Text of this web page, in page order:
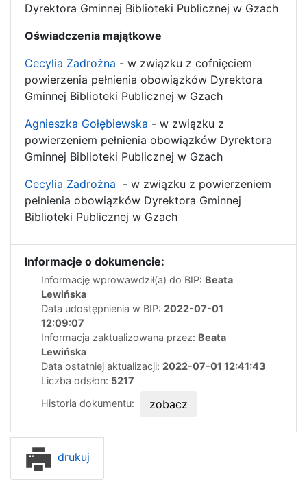
Dyrektora Gminnej Biblioteki Publicznej w Gzach
Oświadczenia majątkowe
Cecylia Zadrożna - w związku z cofnięciem
powierzenia pełnienia obowiązków Dyrektora
Gminnej Biblioteki Publicznej w Gzach
Agnieszka Gołębiewska - w związku z
powierzeniem pełnienia obowiązków Dyrektora
Gminnej Biblioteki Publicznej w Gzach
Cecylia Zadrożna - w związku z powierzeniem
pełnienia obowiązków Dyrektora Gminnej
Biblioteki Publicznej w Gzach
Informacje o dokumencie:
Informację wprowawdził(a) do BIP: Beata
Lewińska
Data udostępnienia w BIP: 2022-07-01
12:09:07
Informacja zaktualizowana przez: Beata
Lewińska
Data ostatniej aktualizacji: 2022-07-01 12:41:43
Liczba odsłon: 5217
Historia dokumentu:
zobacz
drukuj